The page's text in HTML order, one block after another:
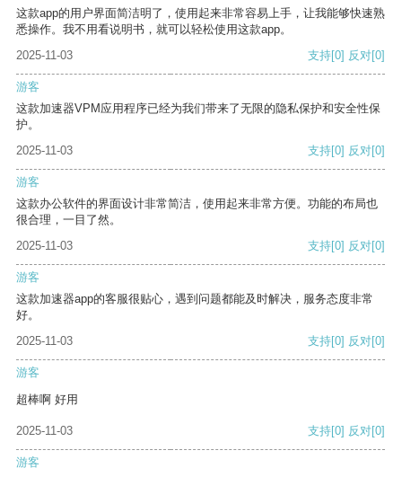
这款app的用户界面简洁明了，使用起来非常容易上手，让我能够快速熟
悉操作。我不用看说明书，就可以轻松使用这款app。
2025-11-03
支持[0] 反对[0]
游客
这款加速器VPM应用程序已经为我们带来了无限的隐私保护和安全性保
护。
2025-11-03
支持[0] 反对[0]
游客
这款办公软件的界面设计非常简洁，使用起来非常方便。功能的布局也
很合理，一目了然。
2025-11-03
支持[0] 反对[0]
游客
这款加速器app的客服很贴心，遇到问题都能及时解决，服务态度非常
好。
2025-11-03
支持[0] 反对[0]
游客
超棒啊 好用
2025-11-03 支持[0] 反对[0]
游客